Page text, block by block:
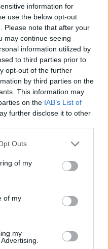
information for
use the below opt-out
Please note that after your
may continue seeing
information utilized by
to third parties prior to
opt-out of the further
by third parties on the
This information may
on the IAB’s List of
further disclose it to other
Outs
of my
of my
my
σελίδα
page
Next page
Δημοφιλή
στον πατέρα του
να εφαρμόσει το σχέδιο
το Ηράκλειο για